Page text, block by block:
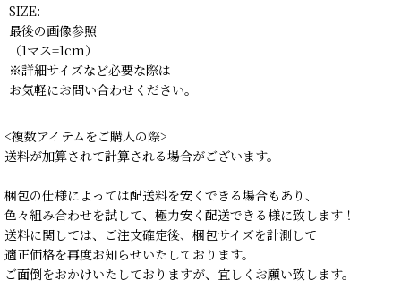
SIZE:
最後の画像参照
（1マス=1cm）
※詳細サイズなど必要な際は
お気軽にお問い合わせください。
<複数アイテムをご購入の際>
送料が加算されて計算される場合がございます。
梱包の仕様によっては配送料を安くできる場合もあり、
色々組み合わせを試して、極力安く配送できる様に致します！
送料に関しては、ご注文確定後、梱包サイズを計測して
適正価格を再度お知らせいたしております。
ご面倒をおかけいたしておりますが、宜しくお願い致します。